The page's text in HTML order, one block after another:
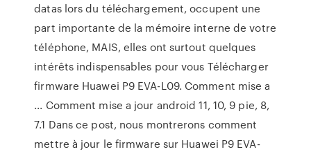
datas lors du téléchargement, occupent une
part importante de la mémoire interne de votre
téléphone, MAIS, elles ont surtout quelques
intérêts indispensables pour vous Télécharger
firmware Huawei P9 EVA-L09. Comment mise a
... Comment mise a jour android 11, 10, 9 pie, 8,
7.1 Dans ce post, nous montrerons comment
mettre à jour le firmware sur Huawei P9 EVA-